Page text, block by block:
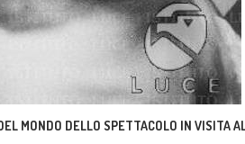
MONDO DELLO SPETTACOLO IN VISITA